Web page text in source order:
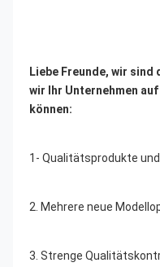
Liebe Freunde, wir
wir Ihr Unternehmen
können:
1- Qualitätsprodukte
2. Mehrere neue
3. Strenge